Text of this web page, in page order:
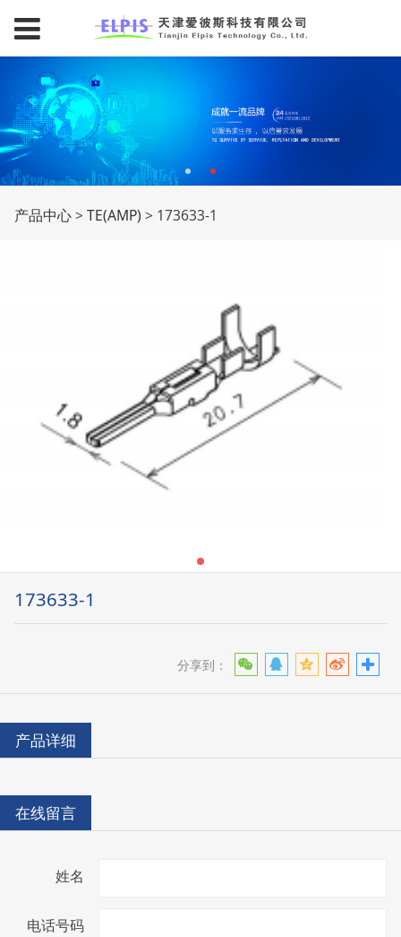
173633-1
产品中心>TE(AMP) > 173633-1
173633-1
分享到：
产品详细
在线留言
姓名
电话号码